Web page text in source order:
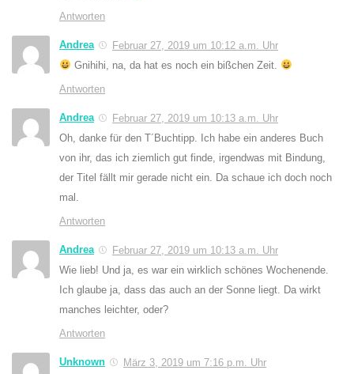
Antworten
Andrea
Februar 27, 2019 um 10:12 a.m. Uhr
Gnihihi, na, da hat es noch ein bißchen Zeit.
Antworten
Andrea
Februar 27, 2019 um 10:13 a.m. Uhr
Oh, danke für den T´Buchtipp. Ich habe ein anderes Buch
von ihr, das ich ziemlich gut finde, irgendwas mit Bindung,
der Titel fällt mir gerade nicht ein. Da schaue ich doch noch
mal.
Antworten
Andrea
Februar 27, 2019 um 10:13 a.m. Uhr
Wie lieb! Und ja, es war ein wirklich schönes Wochenende.
Ich glaube ja, dass das auch an der Sonne liegt. Da wirkt
manches leichter, oder?
Antworten
Unknown
März 3, 2019 um 7:16 p.m. Uhr